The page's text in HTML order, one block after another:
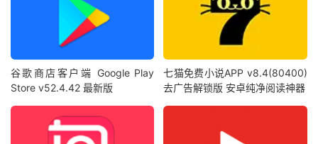
谷歌商店客户端 Google Play
Store v52.4.42 最新版
七猫免费小说APP v8.4(80400)
去广告解锁版 安卓纯净阅读神器